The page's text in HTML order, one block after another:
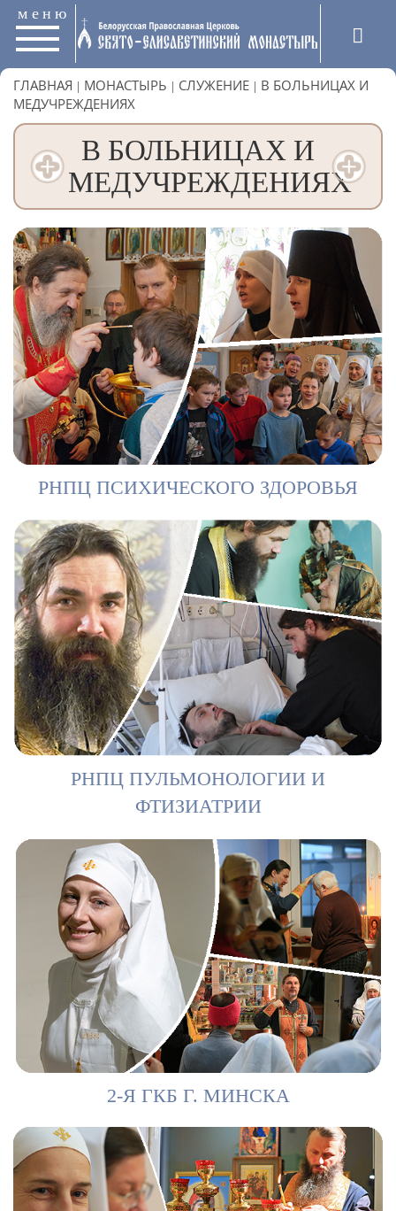
меню
ГЛАВНАЯ | МОНАСТЫРЬ | СЛУЖЕНИЕ | В БОЛЬНИЦАХ И
МЕДУЧРЕЖДЕНИЯХ
В БОЛЬНИЦАХ И
МЕДУЧРЕЖДЕНИЯХ
РНПЦ ПСИХИЧЕСКОГО ЗДОРОВЬЯ
РНПЦ ПУЛЬМОНОЛОГИИ И
ФТИЗИАТРИИ
2-Я ГКБ Г. МИНСКА